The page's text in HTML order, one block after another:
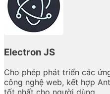
Electron JS
Cho phép phát triển các
công nghệ web, kết hợp
tốt nhất cho người dùng